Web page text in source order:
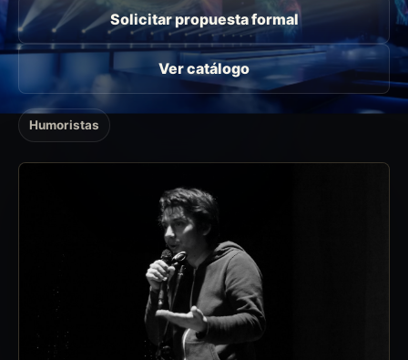
Solicitar propuesta formal
Ver catálogo
Humoristas